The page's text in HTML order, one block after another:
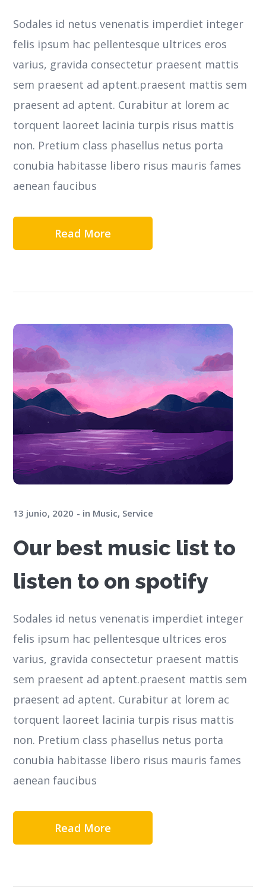
Sodales id netus venenatis imperdiet integer
felis ipsum hac pellentesque ultrices eros
varius, gravida consectetur praesent mattis
sem praesent ad aptent.praesent mattis sem
praesent ad aptent. Curabitur at lorem ac
torquent laoreet lacinia turpis risus mattis
non. Pretium class phasellus netus porta
conubia habitasse libero risus mauris fames
aenean faucibus
Read More
13 junio, 2020 in Music, Service
Our best music list to
listen to on spotify
Sodales id netus venenatis imperdiet integer
felis ipsum hac pellentesque ultrices eros
varius, gravida consectetur praesent mattis
sem praesent ad aptent.praesent mattis sem
praesent ad aptent. Curabitur at lorem ac
torquent laoreet lacinia turpis risus mattis
non. Pretium class phasellus netus porta
conubia habitasse libero risus mauris fames
aenean faucibus
Read More